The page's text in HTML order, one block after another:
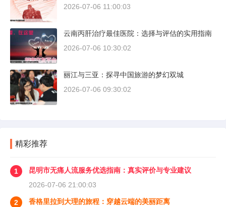
2026-07-06 11:00:03
云南丙肝治疗最佳医院：选择与评估的实用指南
2026-07-06 10:30:02
丽江与三亚：探寻中国旅游的梦幻双城
2026-07-06 09:30:02
精彩推荐
1
昆明市无痛人流服务优选指南：真实评价与专业建议
2026-07-06 21:00:03
2
香格里拉到大理的旅程：穿越云端的美丽距离